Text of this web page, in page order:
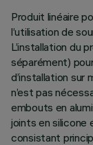
Produit linéaire
l’utilisation de
L’installation du
séparément)
d’installation sur
n’est pas
embouts en
joints en silicone
consistant